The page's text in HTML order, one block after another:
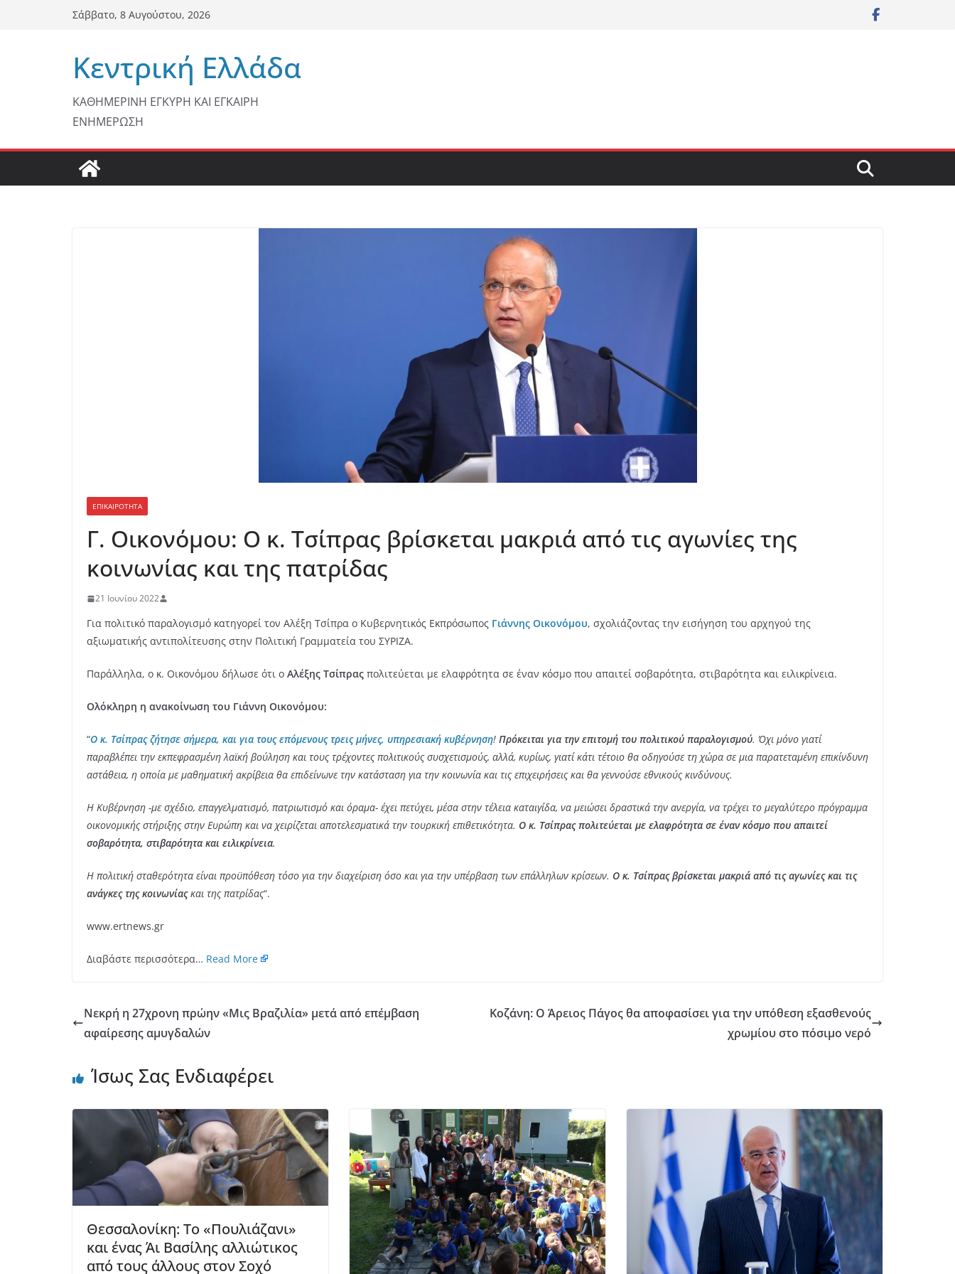
Σάββατο, 8 Αυγούστου, 2026
Κεντρική Ελλάδα
ΚΑΘΗΜΕΡΙΝΗ ΕΓΚΥΡΗ ΚΑΙ ΕΓΚΑΙΡΗ
ΕΝΗΜΕΡΩΣΗ
ΕΠΙΚΑΙΡΟΤΗΤΑ
Γ. Οικονόμου: Ο κ. Τσίπρας βρίσκεται μακριά από τις αγωνίες της
κοινωνίας και της πατρίδας
21 Ιουνίου 2022
Για πολιτικό παραλογισμό κατηγορεί τον Αλέξη Τσίπρα ο Κυβερνητικός Εκπρόσωπος Γιάννης Οικονόμου, σχολιάζοντας την εισήγηση του αρχηγού της
αξιωματικής αντιπολίτευσης στην Πολιτική Γραμματεία του ΣΥΡΙΖΑ.
Παράλληλα, ο κ. Οικονόμου δήλωσε ότι ο Αλέξης Τσίπρας πολιτεύεται με ελαφρότητα σε έναν κόσμο που απαιτεί σοβαρότητα, στιβαρότητα και ειλικρίνεια.
Ολόκληρη η ανακοίνωση του Γιάννη Οικονόμου:
“Ο κ. Τσίπρας ζήτησε σήμερα, και για τους επόμενους τρεις μήνες, υπηρεσιακή κυβέρνηση! Πρόκειται για την επιτομή του πολιτικού παραλογισμού. Όχι μόνο γιατί
παραβλέπει την εκπεφρασμένη λαϊκή βούληση και τους τρέχοντες πολιτικούς συσχετισμούς, αλλά, κυρίως, γιατί κάτι τέτοιο θα οδηγούσε τη χώρα σε μια παρατεταμένη επικίνδυνη
αστάθεια, η οποία με μαθηματική ακρίβεια θα επιδείνωνε την κατάσταση για την κοινωνία και τις επιχειρήσεις και θα γεννούσε εθνικούς κινδύνους.
Η Κυβέρνηση -με σχέδιο, επαγγελματισμό, πατριωτισμό και όραμα- έχει πετύχει, μέσα στην τέλεια καταιγίδα, να μειώσει δραστικά την ανεργία, να τρέχει το μεγαλύτερο πρόγραμμα
οικονομικής στήριξης στην Ευρώπη και να χειρίζεται αποτελεσματικά την τουρκική επιθετικότητα. Ο κ. Τσίπρας πολιτεύεται με ελαφρότητα σε έναν κόσμο που απαιτεί
σοβαρότητα, στιβαρότητα και ειλικρίνεια.
Η πολιτική σταθερότητα είναι προϋπόθεση τόσο για την διαχείριση όσο και για την υπέρβαση των επάλληλων κρίσεων. Ο κ. Τσίπρας βρίσκεται μακριά από τις αγωνίες και τις
ανάγκες της κοινωνίαςκαι της πατρίδας“.
www.ertnews.gr
Διαβάστε περισσότερα… Read More
Νεκρή η 27χρονη πρώην «Μις Βραζιλία» μετά από επέμβαση
αφαίρεσης αμυγδαλών
Κοζάνη: Ο Άρειος Πάγος θα αποφασίσει για την υπόθεση εξασθενούς
χρωμίου στο πόσιμο νερό
Ίσως Σας Ενδιαφέρει
Θεσσαλονίκη: Το «Πουλιάζανι»
και ένας Άι Βασίλης αλλιώτικος
από τους άλλους στον Σοχό